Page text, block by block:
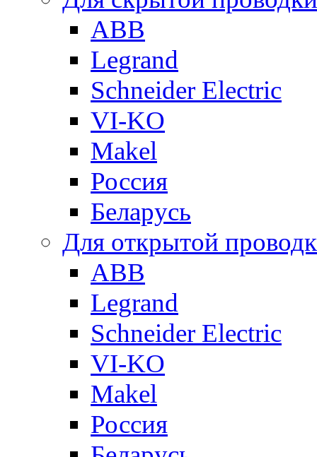
ABB
Legrand
Schneider Electric
VI-KO
Makel
Россия
Беларусь
Для открытой
ABB
Legrand
Schneider Electric
VI-KO
Makel
Россия